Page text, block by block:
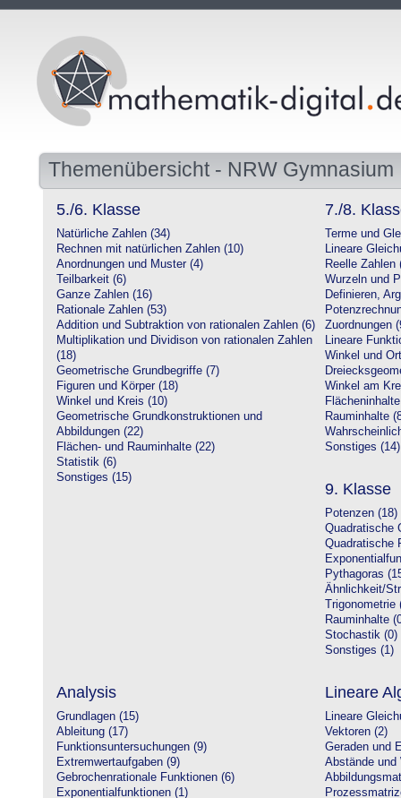
Themenübersicht - NRW Gymnasium
5./6. Klasse
Natürliche Zahlen (34)
Rechnen mit natürlichen Zahlen (10)
Anordnungen und Muster (4)
Teilbarkeit (6)
Ganze Zahlen (16)
Rationale Zahlen (53)
Addition und Subtraktion von rationalen Zahlen (6)
Multiplikation und Dividison von rationalen Zahlen
(18)
Geometrische Grundbegriffe (7)
Figuren und Körper (18)
Winkel und Kreis (10)
Geometrische Grundkonstruktionen und
Abbildungen (22)
Flächen- und Rauminhalte (22)
Statistik (6)
Sonstiges (15)
7./8.
Terme und
Lineare
Reelle Zahlen
Wurzeln und
Definieren,
Zuordnungen
Lineare
Winkel und
Winkel am
Rauminhalte
Sonstiges (14)
9. Klasse
Potenzen (18)
Quadratische
Quadratische
Pythagoras
Ähnlichkeit/
Trigonometrie
Rauminhalte
Stochastik (0)
Sonstiges (1)
Analysis
Grundlagen (15)
Ableitung (17)
Funktionsuntersuchungen (9)
Extremwertaufgaben (9)
Gebrochenrationale Funktionen (6)
Exponentialfunktionen (1)
Lineare
Lineare
Vektoren (2)
Geraden und
Abstände und